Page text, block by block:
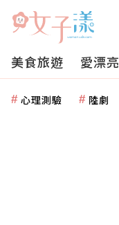
美食旅遊 愛漂亮
心理測驗 陸劇